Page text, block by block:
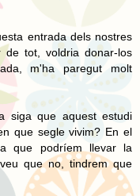
entrada dels nostres
de tot, voldria donar-los
m'ha paregut molt
siga que aquest estudi
que segle vivim? En el
que podríem llevar la
que no, tindrem que